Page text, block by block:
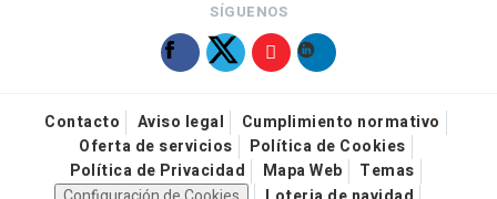
SÍGUENOS
Contacto Aviso legal
Cumplimiento normativo
Oferta de servicios
Política de Cookies
Política de Privacidad
Mapa Web
Temas